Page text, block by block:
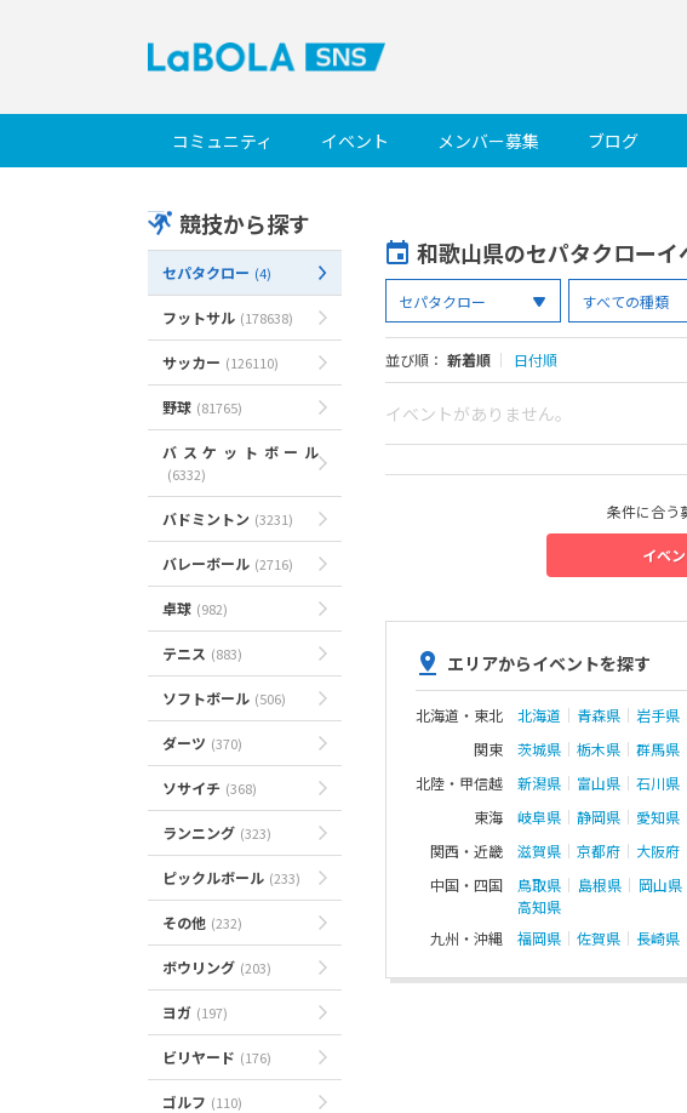
コミュニティ イベント メンバー募集 ブログ
競技から探す
セパタクロー (4)
フットサル (178638)
サッカー (126110)
野球 (81765)
バスケットボール
(6332)
バドミントン (3231)
バレーボール (2716)
卓球 (982)
テニス (883)
ソフトボール (506)
ダーツ (370)
ソサイチ (368)
ランニング (323)
ピックルボール (233)
その他 (232)
ボウリング (203)
ヨガ (197)
ビリヤード (176)
ゴルフ (110)
和歌山県のセパタクローイ
並び順： 新着順 ｜ 日付順
イベントがありません。
条件に合う
イベ
エリアからイベントを探す
北海道・東北 北海道 青森県 岩手県
関東
茨城県 栃木県 群馬県
北陸・甲信越
新潟県 富山県 石川県
東海
岐阜県 静岡県 愛知県
関西・近畿
滋賀県 京都府 大阪府
中国・四国
鳥取県 島根県 岡山県
高知県
九州・沖縄
福岡県 佐賀県 長崎県